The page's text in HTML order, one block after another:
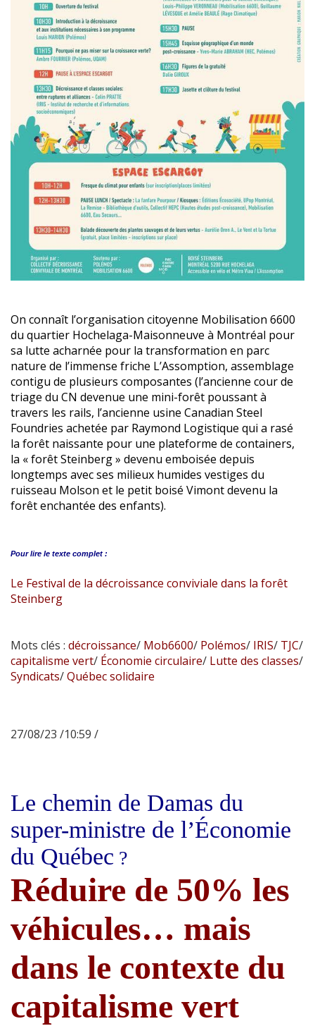
On connaît l’organisation citoyenne Mobilisation 6600
du quartier Hochelaga-Maisonneuve à Montréal pour
sa lutte acharnée pour la transformation en parc
nature de l’immense friche L’Assomption, assemblage
contigu de plusieurs composantes (l’ancienne cour de
triage du CN devenue une mini-forêt poussant à
travers les rails, l’ancienne usine Canadian Steel
Foundries achetée par Raymond Logistique qui a rasé
la forêt naissante pour une plateforme de containers,
la « forêt Steinberg » devenu emboisée depuis
longtemps avec ses milieux humides vestiges du
ruisseau Molson et le petit boisé Vimont devenu la
forêt enchantée des enfants).
Pour lire le texte complet :
Le Festival de la décroissance conviviale dans la forêt
Steinberg
Mots clés : décroissance/ Mob6600/ Polémos/ IRIS/ TJC/
capitalisme vert/ Économie circulaire/ Lutte des classes/
Syndicats/Québec solidaire
27/08/23 /10:59 /
Le chemin de Damas du
super-ministre de l’Économie
du Québec ?
Réduire de 50% les
véhicules… mais
dans le contexte du
capitalisme vert